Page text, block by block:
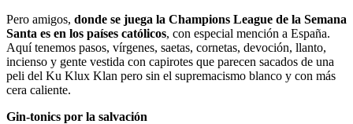
Pero amigos, donde se juega la Champions League de la Semana
Santa es en los países católicos, con especial mención a España.
Aquí tenemos pasos, vírgenes, saetas, cornetas, devoción, llanto,
incienso y gente vestida con capirotes que parecen sacados de una
peli del Ku Klux Klan pero sin el supremacismo blanco y con más
cera caliente.
Gin-tonics por la salvación